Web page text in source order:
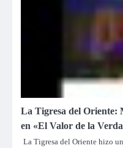
La Tigresa del Oriente:
en «El Valor de la
La Tigresa del Oriente hizo